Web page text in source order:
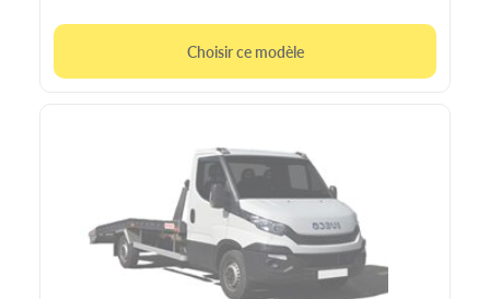
Choisir ce modèle